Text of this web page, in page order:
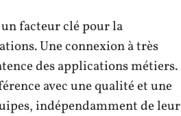
facteur clé pour la
Une connexion à très
des applications métiers.
avec une qualité et une
indépendamment de leur